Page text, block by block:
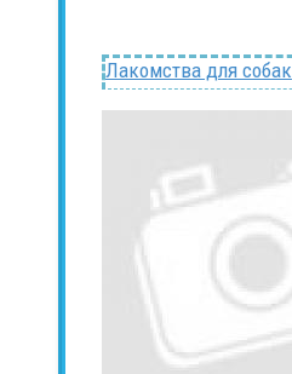
Лакомства для собак